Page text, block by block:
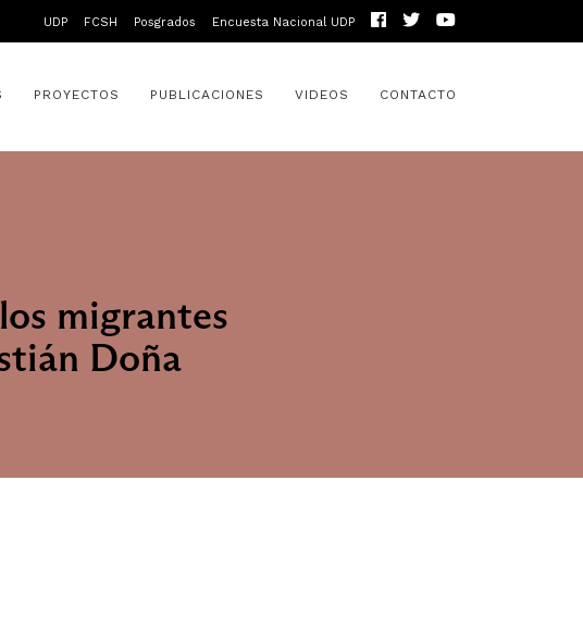
UDP FCSH Posgrados Encuesta Nacional UDP
PROYECTOS PUBLICACIONES VIDEOS CONTACTO
migrantes
Doña